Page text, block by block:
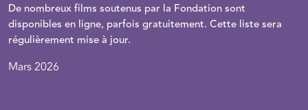
De nombreux films soutenus par la Fondation sont
disponibles en ligne, parfois gratuitement. Cette liste sera
régulièrement mise à jour.
Mars 2026